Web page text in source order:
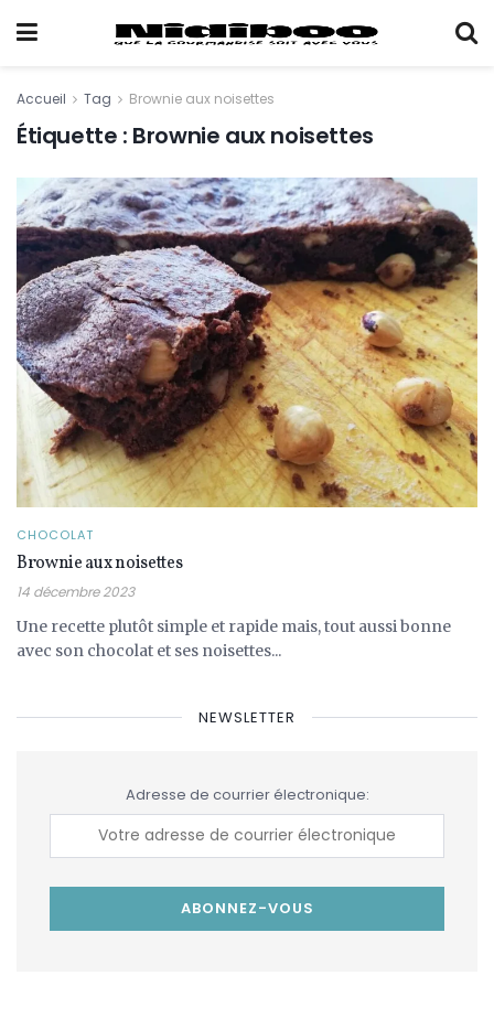
Accueil Tag Brownie aux noisettes
Étiquette : Brownie aux noisettes
CHOCOLAT
Brownie aux noisettes
14 décembre 2023
Une recette plutôt simple et rapide mais, tout aussi bonne
avec son chocolat et ses noisettes...
NEWSLETTER
Adresse de courrier électronique: